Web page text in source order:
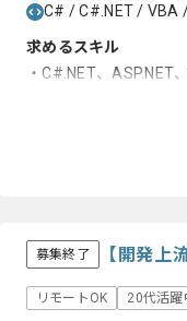
C# / C#.NET / VBA
求めるスキル
・C#.NET、ASP.NET
募集終了 【開発上
リモートOK 20代活躍